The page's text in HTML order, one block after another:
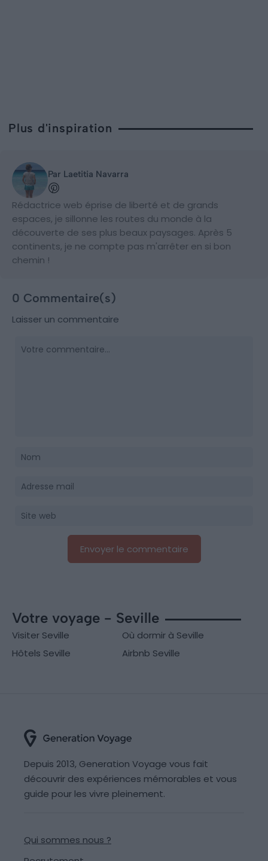
Plus d'inspiration
Par Laetitia Navarra
Rédactrice web éprise de liberté et de grands
espaces, je sillonne les routes du monde à la
découverte de ses plus beaux paysages. Après 5
continents, je ne compte pas m'arrêter en si bon
chemin !
0 Commentaire(s)
Laisser un commentaire
Votre voyage - Seville
Visiter Seville
Où dormir à Seville
Hôtels Seville
Airbnb Seville
Depuis 2013, Generation Voyage vous fait
découvrir des expériences mémorables et vous
guide pour les vivre pleinement.
Qui sommes nous ?